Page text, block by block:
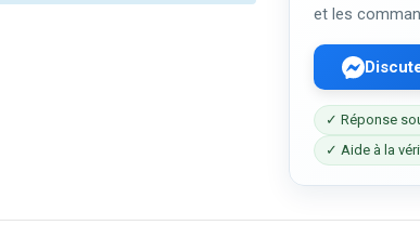
et les
✓ Réponse
✓ Aide à la